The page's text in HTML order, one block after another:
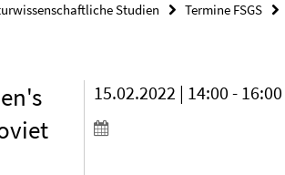
Studien Termine FSGS
15.02.2022 | 14:00 - 16:00